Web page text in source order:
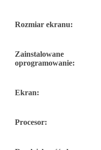
Rozmiar ekranu:
Zainstalowane
oprogramowanie:
Ekran:
Procesor: